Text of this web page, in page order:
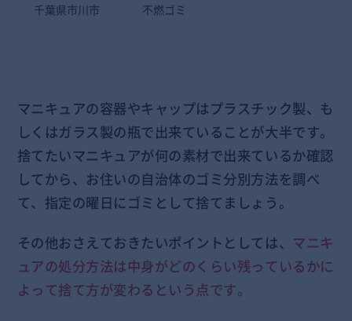
千葉県市川市 不燃ゴミ
マニキュアの容器やキャップはプラスチック製、も
しくはガラス製の瓶で出来ていることが大半です。
捨てたいマニキュアが何の素材で出来ているか確認
してから、お住いの自治体のゴミ分別方法を調べ
て、指定の曜日にゴミとして捨てましょう。
その他おさえておきたいポイントとしては、 マニキ
ュアの処分方法は中身がどのくらい残っているかに
よって捨て方が変わるという点です。